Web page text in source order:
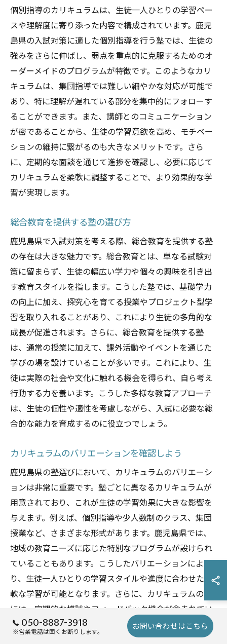
個別指導のカリキュラムは、生徒一人ひとりの学習ペー
スや理解度に寄り添った内容で構成されています。鹿児
島県の入試対策に適した個別指導を行う塾では、生徒の
強みをさらに伸ばし、弱点を重点的に克服するためのオ
ーダーメイドのプログラムが特徴です。このようなカリ
キュラムは、集団指導では難しい細やかな対応が可能で
あり、特に理解が遅れている部分を集中的にフォローす
ることができます。また、講師とのコミュニケーション
が密であることから、生徒の学習意欲を高め、モチベー
ションの維持に繋がるのも大きなメリットです。さら
に、定期的な面談を通じて進捗を確認し、必要に応じて
カリキュラムを柔軟に調整することで、より効果的な学
習が実現します。
総合教育を提供する塾の選び方
鹿児島県で入試対策を考える際、総合教育を提供する塾
の存在は大きな魅力です。総合教育とは、単なる試験対
策に留まらず、生徒の幅広い学力や個々の興味を引き出
す教育スタイルを指します。こうした塾では、基礎学力
の向上に加え、探究心を育てる授業やプロジェクト型学
習を取り入れることがあり、これにより生徒の多角的な
成長が促進されます。さらに、総合教育を提供する塾
は、通常の授業に加えて、課外活動やイベントを通じた
学びの場を設けていることが多いです。これにより、生
徒は実際の社会や文化に触れる機会を得られ、自ら考え
行動する力を養います。こうした多様な教育アプローチ
は、生徒の個性や適性を考慮しながら、入試に必要な総
合的な能力を育成するのに役立つでしょう。
カリキュラムのバリエーションを確認しよう
鹿児島県の塾選びにおいて、カリキュラムのバリエーシ
ョンは非常に重要です。塾ごとに異なるカリキュラムが
用意されており、これが生徒の学習効果に大きな影響を
与えます。例えば、個別指導や少人数制のクラス、集団
授業など、さまざまな形式があります。鹿児島県では、
地域の教育ニーズに応じた特別なプログラムが設けられ
ていることもあります。こうしたバリエーションによ
り、生徒一人ひとりの学習スタイルや進度に合わせた柔
軟な学習が可能となります。さらに、カリキュラムの中
には、定期的な模試やフィードバック機会が含まれてい
る場合もあり、これにより生徒の理解度を確認すること
ができます。自身の目標や強化したい分野に合わせて最
050-8887-3918
※営業電話は固くお断りします。 お問い合わせはこちら